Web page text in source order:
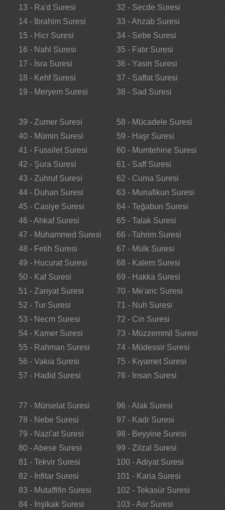
13 - Ra'd Suresi
14 - İbrahim Suresi
15 - Hicr Suresi
16 - Nahl Suresi
17 - İsra Suresi
18 - Kehf Suresi
19 - Meryem Suresi
32 - Secde Suresi
33 - Ahzab Suresi
34 - Sebe Suresi
35 - Fatır Suresi
36 - Yasin Suresi
37 - Saffat Suresi
38 - Sad Suresi
39 - Zumer Suresi
40 - Mümin Suresi
41 - Fussilet Suresi
42 - Şura Suresi
43 - Zuhruf Suresi
44 - Duhan Suresi
45 - Casiye Suresi
46 - Ahkaf Suresi
47 - Muhammed Suresi
48 - Fetih Suresi
49 - Hucurat Suresi
50 - Kaf Suresi
51 - Zariyat Suresi
52 - Tur Suresi
53 - Necm Suresi
54 - Kamer Suresi
55 - Rahman Suresi
56 - Vakıa Suresi
57 - Hadid Suresi
58 - Mücadele Suresi
59 - Haşr Suresi
60 - Mumtehine Suresi
61 - Saff Suresi
62 - Cuma Suresi
63 - Munafikun Suresi
64 - Teğabun Suresi
65 - Talak Suresi
66 - Tahrim Suresi
67 - Mülk Suresi
68 - Kalem Suresi
69 - Hakka Suresi
70 - Me'aric Suresi
71 - Nuh Suresi
72 - Cin Suresi
73 - Müzzemmil Suresi
74 - Müdessir Suresi
75 - Kıyamet Suresi
76 - İnsan Suresi
77 - Mürselat Suresi
78 - Nebe Suresi
79 - Nazi'at Suresi
80 - Abese Suresi
81 - Tekvir Suresi
82 - İnfitar Suresi
83 - Mutaffifin Suresi
84 - İnşikak Suresi
96 - Alak Suresi
97 - Kadr Suresi
98 - Beyyine Suresi
99 - Zilzal Suresi
100 - Adiyat Suresi
101 - Karia Suresi
102 - Tekasür Suresi
103 - Asr Suresi